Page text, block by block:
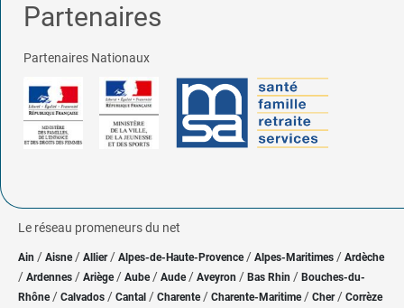
Partenaires
Partenaires Nationaux
Le réseau promeneurs du net
Ain / Aisne/ Allier/ Alpes-de-Haute-Provence / Alpes-Maritimes / Ardèche
/ Ardennes / Ariège/ Aube/ Aude / Aveyron / Bas Rhin / Bouches-du-
Rhône/ Calvados / Cantal / Charente / Charente-Maritime/ Cher / Corrèze